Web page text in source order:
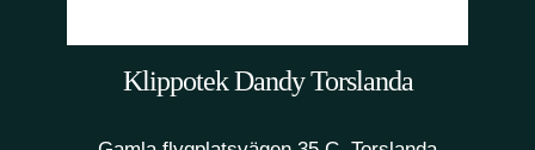
Klippotek Dandy Torslanda